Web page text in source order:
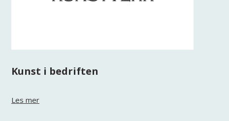
Kunst i bedriften
Les mer